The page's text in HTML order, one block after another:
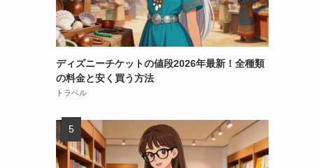
ディズニーチケットの値段2026年最新！全種類
の料金と安く買う方法
トラベル